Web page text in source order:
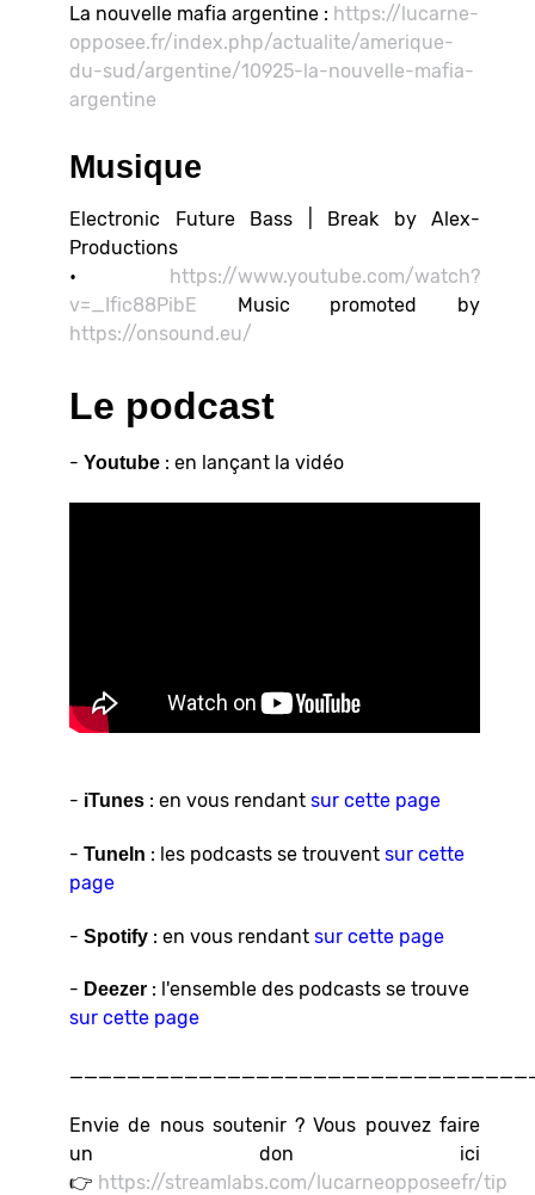
La nouvelle mafia argentine : https://lucarne-
opposee.fr/index.php/actualite/amerique-
du-sud/argentine/10925-la-nouvelle-mafia-
argentine
Musique
Electronic Future Bass | Break by Alex-
Productions
• https://www.youtube.com/watch?
v=_Ific88PibE Music promoted by
https://onsound.eu/
Le podcast
- Youtube : en lançant la vidéo
- iTunes : en vous rendant sur cette page
- TuneIn : les podcasts se trouvent sur cette
page
- Spotify : en vous rendant sur cette page
- Deezer : l'ensemble des podcasts se trouve
sur cette page
Envie de nous soutenir ? Vous pouvez faire
un don ici
👉 https://streamlabs.com/lucarneopposeefr/tip